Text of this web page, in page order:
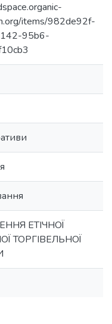
items/982de92f-
95b6-
ЕТІЧНОЇ
ТОРГІВЕЛЬНОЇ